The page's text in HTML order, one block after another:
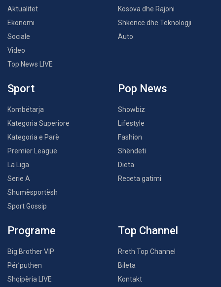
Aktualitet
Ekonomi
Sociale
Video
Top News LIVE
Kosova dhe Rajoni
Shkencë dhe Teknologji
Auto
Sport
Kombëtarja
Kategoria Superiore
Kategoria e Parë
Premier League
La Liga
Serie A
Shumësportësh
Sport Gossip
Pop News
Showbiz
Lifestyle
Fashion
Shëndeti
Dieta
Receta gatimi
Programe
Big Brother VIP
Për’puthen
Shqipëria LIVE
Top Channel
Rreth Top Channel
Bileta
Kontakt